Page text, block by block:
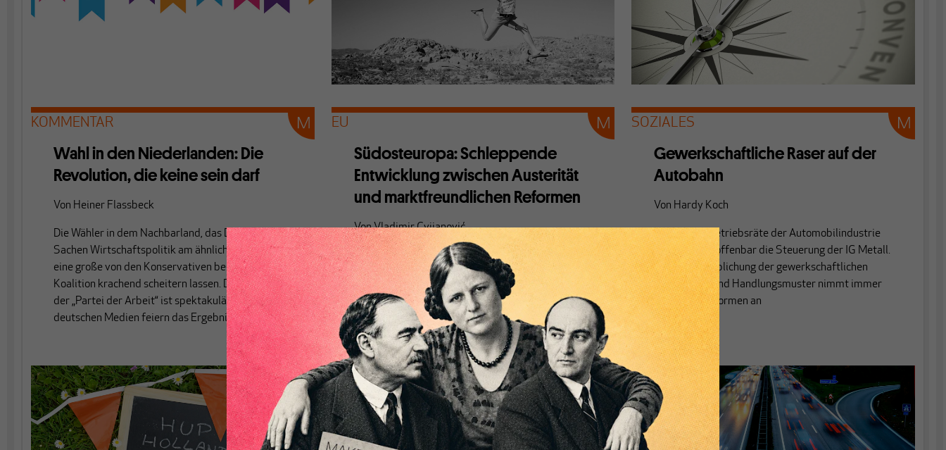
KOMMENTAR
Wahl in den Niederlanden: Die
Revolution, die keine sein darf
Von Heiner Flassbeck
Die Wähler in dem Nachbarland, das Deutschland in
Sachen Wirtschaftspolitik am ähnlichsten ist, haben
eine große von den Konservativen beherrschte
Koalition krachend scheitern lassen. Der Untergang
der „Partei der Arbeit“ ist spektakulär. Doch die
deutschen Medien feiern das Ergebnis.
EU
Südosteuropa: Schleppende
Entwicklung zwischen Austerität
und marktfreundlichen Reformen
VonVladimir Cvijanović
Südosteuropa ist eine wichtige Region Europas. Ihre
Eigenheiten werden von der EU jedoch wenig
verstanden. Und so wird wirtschaftlicher Fortschritt
von einer marktorientierten Industriepolitik und
Haushaltskonsolidierung eher gebremst statt
gefördert.
SOZIALES
Gewerkschaftliche Raser auf der
Autobahn
Von Hardy Koch
Die Gesamtbetriebsräte der Automobilindustrie
übernehmen offenbar die Steuerung der IG Metall.
Die Verbetrieblichung der gewerkschaftlichen
Denkweisen und Handlungsmuster nimmt immer
markantere Formen an